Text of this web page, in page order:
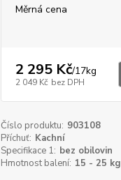
Měrná cena
2 295 Kč/17kg
2 049 Kč bez DPH
Číslo produktu: 903108
Příchuť: Kachní
Specifikace 1: bez obilovin
Hmotnost balení: 15 - 25 kg